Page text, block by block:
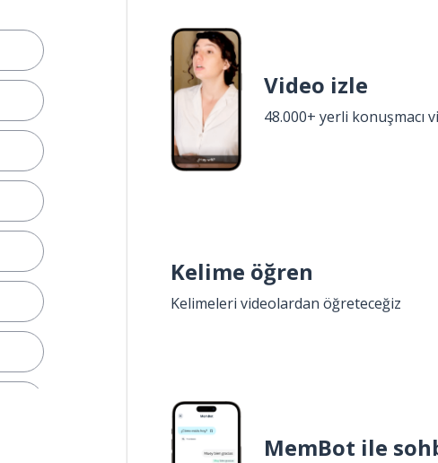
Video izle
48.000+ yerli konuşmacı
Kelime öğren
Kelimeleri videolardan öğreteceğiz
MemBot ile